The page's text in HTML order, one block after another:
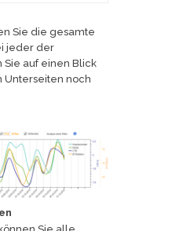
Sie die gesamte
jeder der
Sie auf einen Blick
Unterseiten noch